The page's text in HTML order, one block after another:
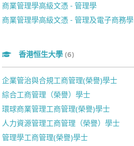
商業管理學高級文憑 - 管理學
商業管理學高級文憑 - 管理及電子商務學
香港恒生大學 (6)
企業管治與合規工商管理(榮譽)學士
綜合工商管理（榮譽）學士
環球商業管理工商管理(榮譽)學士
人力資源管理工商管理（榮譽）學士
管理學工商管理(榮譽)學士